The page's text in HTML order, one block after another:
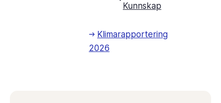
Kunnskap
Klimarapportering
2026